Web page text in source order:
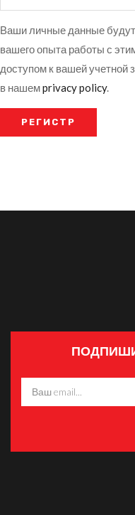
Ваши личные данные
вашего опыта работы с
доступом к вашей учетной
в нашемprivacy policy.